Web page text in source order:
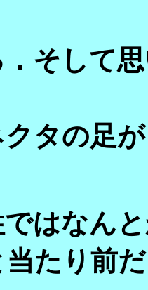
そして
クタの足
はなん
たり前